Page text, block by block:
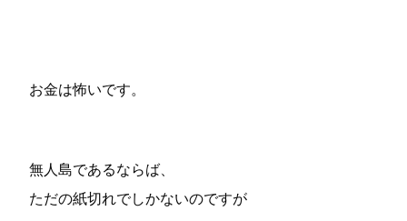
お金は怖いです。
無人島であるならば、
ただの紙切れでしかないのですが